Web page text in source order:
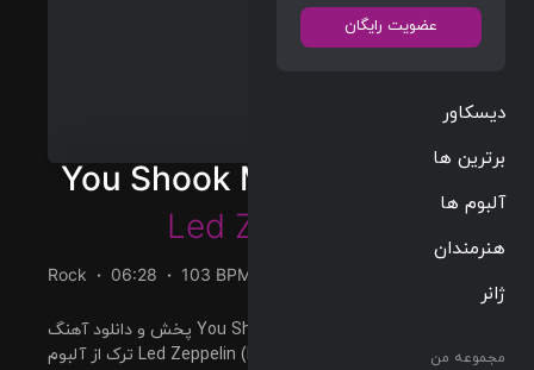
عضویت رایگان
دیسکاور
برترین ها
آلبوم ها
هنرمندان
ژانر
مجموعه من
You Shook Me (Remaster)
Led Zeppelin
Rock 06:28 103 BPM
پخش و دانلود آهنگ You Shook Me (Remaster)، سومین
ترک از آلبوم Led Zeppelin (Deluxe Edition) که توسط Led